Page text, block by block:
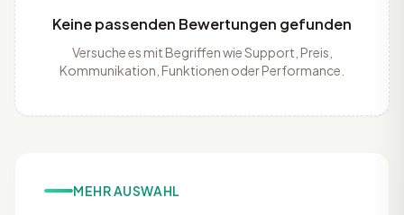
Keine passenden Bewertungen gefunden
Versuche es mit Begriffen wie Support, Preis,
Kommunikation, Funktionen oder Performance.
MEHR AUSWAHL